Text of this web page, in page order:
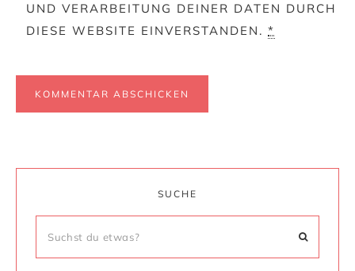
UND VERARBEITUNG DEINER DATEN DURCH
DIESE WEBSITE EINVERSTANDEN. *
SUCHE